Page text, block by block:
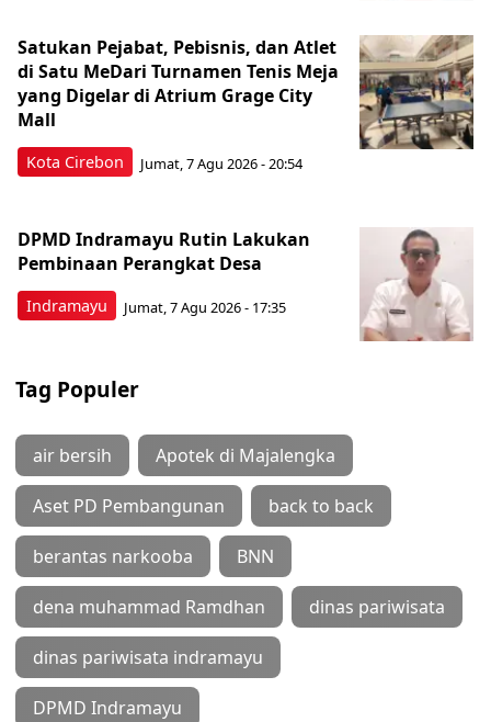
Kota Cirebon
Satukan Pejabat, Pebisnis, dan Atlet
di Satu MeDari Turnamen Tenis Meja
yang Digelar di Atrium Grage City
Mall
Jumat, 7 Agu 2026 - 20:54
Indramayu
DPMD Indramayu Rutin Lakukan
Pembinaan Perangkat Desa
Jumat, 7 Agu 2026 - 17:35
Tag Populer
air bersih Apotek di Majalengka
Aset PD Pembangunan back to back
berantas narkooba BNN
dena muhammad Ramdhan dinas pariwisata
dinas pariwisata indramayu
DPMD Indramayu